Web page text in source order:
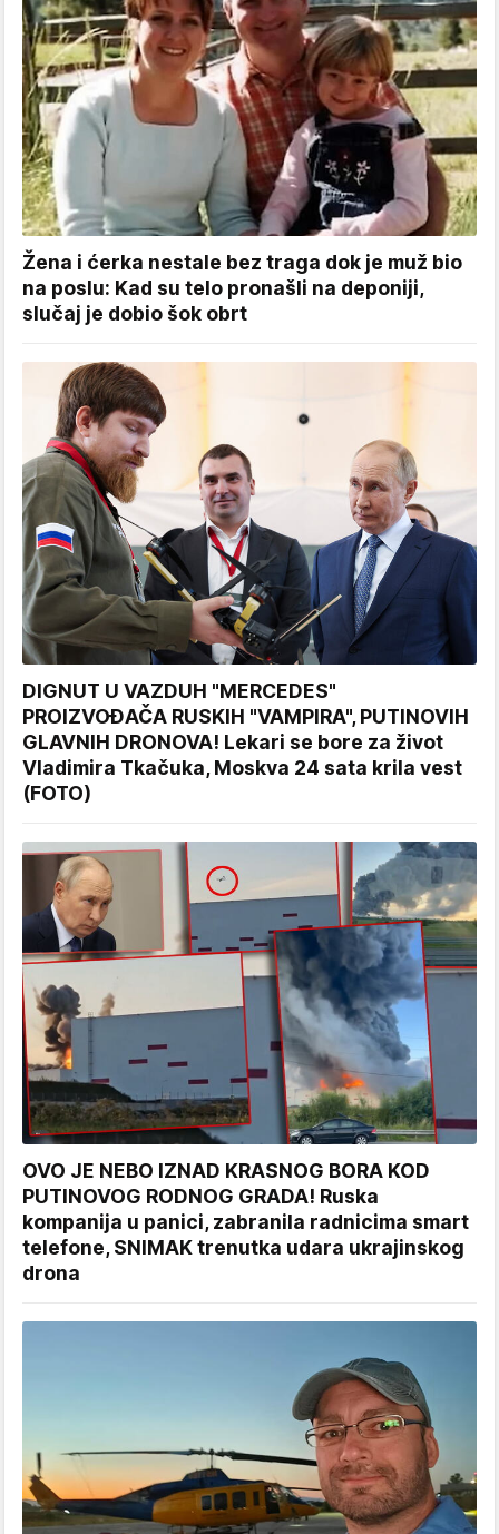
Žena i ćerka nestale bez traga dok je muž bio
na poslu: Kad su telo pronašli na deponiji,
slučaj je dobio šok obrt
DIGNUT U VAZDUH "MERCEDES"
PROIZVOĐAČA RUSKIH "VAMPIRA", PUTINOVIH
GLAVNIH DRONOVA! Lekari se bore za život
Vladimira Tkačuka, Moskva 24 sata krila vest
(FOTO)
OVO JE NEBO IZNAD KRASNOG BORA KOD
PUTINOVOG RODNOG GRADA! Ruska
kompanija u panici, zabranila radnicima smart
telefone, SNIMAK trenutka udara ukrajinskog
drona